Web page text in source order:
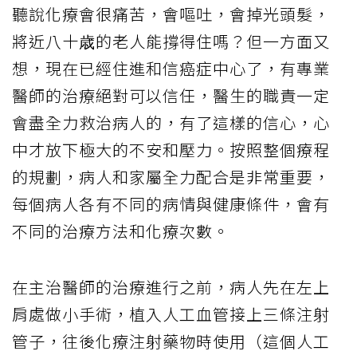
聽說化療會很痛苦，會嘔吐，會掉光頭髮，
將近八十歳的老人能撐得住嗎？但一方面又
想，現在已經住進和信癌症中心了，有專業
醫師的治療絕對可以信任，醫生的職責一定
會盡全力救治病人的，有了這樣的信心，心
中才放下極大的不安和壓力。按照整個療程
的規劃，病人和家屬全力配合是非常重要，
每個病人各有不同的病情與健康條件，會有
不同的治療方法和化療次數。
在主治醫師的治療進行之前，病人先在左上
肩處做小手術，植入人工血管接上三條注射
管子，往後化療注射藥物時使用（這個人工